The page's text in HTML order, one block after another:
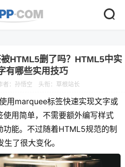
HTML5删了吗？HTML5中实
有哪些实用技巧
者：孙悟空 头衔：草根站长
用marquee标签快速实现文字或
用简单，不需要额外编写样式
能。不过随着HTML5规范的制
了很大变化。